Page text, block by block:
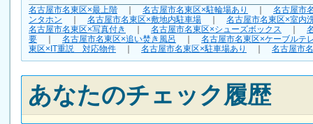
名古屋市名東区×最上階 名古屋市名東区×駐輪場あり
名古屋市
ンタホン
名古屋市名東区×敷地内駐車場
名古屋市名東区×室内
名古屋市名東区×写真付き
名古屋市名東区×シューズボックス
要
名古屋市名東区×追い焚き風呂
名古屋市名東区×ケーブルテ
東区×IT重説 対応物件
名古屋市名東区×駐車場あり 名古屋市
あなたのチェック履歴